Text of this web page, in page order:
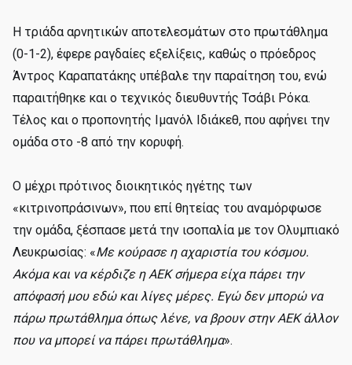
Η τριάδα αρνητικών αποτελεσμάτων στο πρωτάθλημα
(0-1-2), έφερε ραγδαίες εξελίξεις, καθώς ο πρόεδρος
Άντρος Καραπατάκης υπέβαλε την παραίτηση του, ενώ
παραιτήθηκε και ο τεχνικός διευθυντής Τσάβι Ρόκα.
Τέλος και ο προπονητής Ιμανόλ Ιδιάκεθ, που αφήνει την
ομάδα στο -8 από την κορυφή.
Ο μέχρι πρότινος διοικητικός ηγέτης των
«κιτρινοπράσινων», που επί θητείας του αναμόρφωσε
την ομάδα, ξέσπασε μετά την ισοπαλία με τον Ολυμπιακό
Λευκρωσίας: «Με κούρασε η αχαριστία του κόσμου.
Ακόμα και να κέρδιζε η ΑΕΚ σήμερα είχα πάρει την
απόφασή μου εδώ και λίγες μέρες. Εγώ δεν μπορώ να
πάρω πρωτάθλημα όπως λένε, να βρουν στην ΑΕΚ άλλον
που να μπορεί να πάρει πρωτάθλημα».